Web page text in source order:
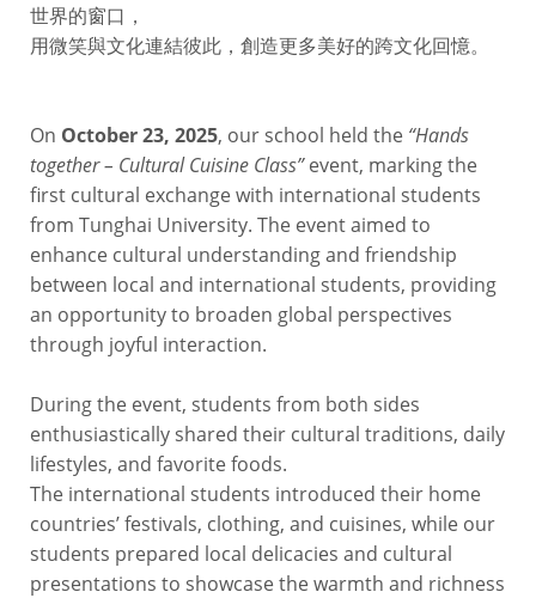
世界的窗口，
用微笑與文化連結彼此，創造更多美好的跨文化回憶。
On October 23, 2025, our school held the “Hands
together – Cultural Cuisine Class”event, marking the
first cultural exchange with international students
from Tunghai University. The event aimed to
enhance cultural understanding and friendship
between local and international students, providing
an opportunity to broaden global perspectives
through joyful interaction.
During the event, students from both sides
enthusiastically shared their cultural traditions, daily
lifestyles, and favorite foods.
The international students introduced their home
countries’ festivals, clothing, and cuisines, while our
students prepared local delicacies and cultural
presentations to showcase the warmth and richness